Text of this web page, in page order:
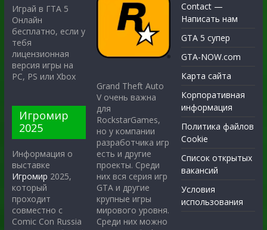
Играй в ГТА 5
Онлайн
бесплатно, если у
тебя
лицензионная
версия игры на
PC, PS или Xbox
Игромир
2025
Информация о
выставке
Игромир 2025,
который
проходит
совместно с
Comic Con Russia
Grand Theft Auto
V очень важна
для
RockstarGames,
но у компании
разработчика игр
есть и другие
проекты. Среди
них вся серия игр
GTA и другие
крупные игры
мирового уровня.
Среди них можно
Contact —
Написать нам
GTA 5 супер
GTA-NOW.com
Карта сайта
Корпоративная
информация
Политика файлов
Cookie
Список открытых
вакансий
Условия
использования